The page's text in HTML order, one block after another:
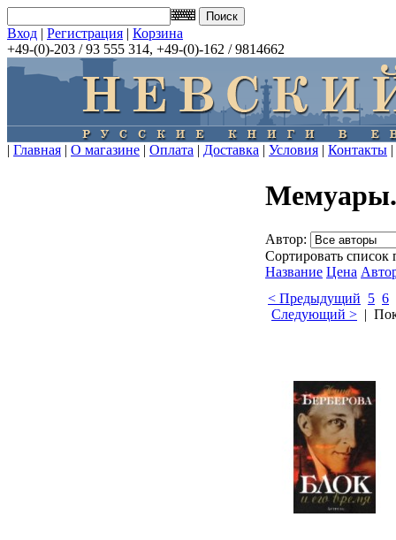
Вход | Регистрация | Корзина
+49-(0)-203 / 93 555 314, +49-(0)-162 / 9814662
| Главная | О магазине | Оплата | Доставка | Условия | Контакты |
Автор:
Сортировать список
Название Цена
< Предыдущий 5 6
Следующий > |